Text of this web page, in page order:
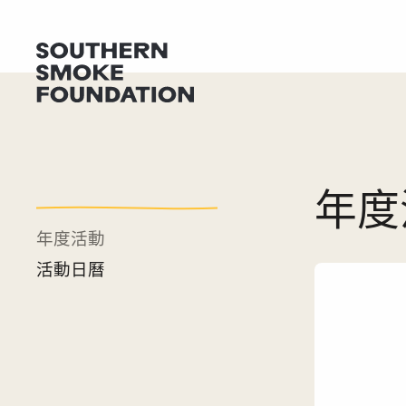
年度活動
活動日曆
年